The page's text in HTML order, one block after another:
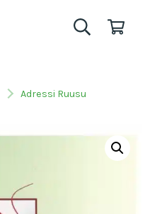
Adressi Ruusu